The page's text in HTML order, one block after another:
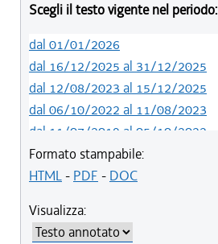
Scegli il testo vigente nel periodo:
dal 01/01/2026
dal 16/12/2025 al 31/12/2025
dal 12/08/2023 al 15/12/2025
dal 06/10/2022 al 11/08/2023
dal 11/07/2019 al 05/10/2022
dal 01/05/2019 al 10/07/2019
dal 12/04/2018 al 30/04/2019
dal 01/01/2018 al 28/03/2018
dal 09/11/2017 al 31/12/2017
Formato stampabile:
HTML- PDF - DOC
Visualizza: